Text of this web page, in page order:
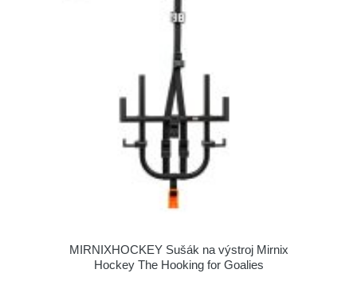
MIRNIXHOCKEY Sušák na výstroj Mirnix
Hockey The Hooking for Goalies